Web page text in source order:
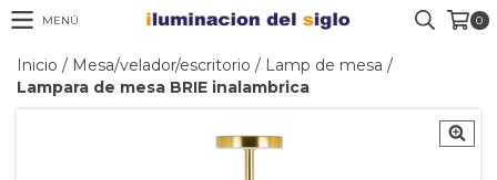
MENÚ 0
Inicio / Mesa/velador/escritorio / Lamp de mesa /
Lampara de mesa BRIE inalambrica